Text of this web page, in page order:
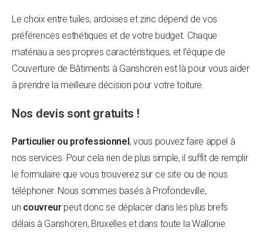
Le choix entre tuiles, ardoises et zinc dépend de vos
préférences esthétiques et de votre budget. Chaque
matériau a ses propres caractéristiques, et l’équipe de
Couverture de Bâtiments à Ganshoren est là pour vous aider
à prendre la meilleure décision pour votre toiture.
Nos devis sont gratuits !
Particulier ou professionnel , vous pouvez faire appel à
nos services. Pour cela rien de plus simple, il suffit de remplir
le formulaire que vous trouverez sur ce site ou de nous
téléphoner. Nous sommes basés à Profondeville,
un couvreurpeut donc se déplacer dans les plus brefs
délais à Ganshoren, Bruxelles et dans toute la Wallonie.